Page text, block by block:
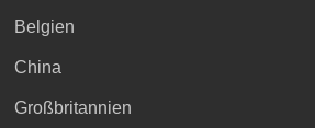
Belgien
China
Großbritannien